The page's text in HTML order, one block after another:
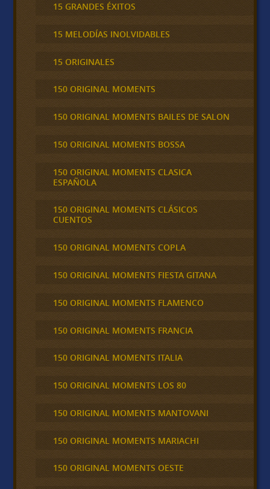
15 GRANDES ÉXITOS
15 MELODÍAS INOLVIDABLES
15 ORIGINALES
150 ORIGINAL MOMENTS
150 ORIGINAL MOMENTS BAILES DE SALON
150 ORIGINAL MOMENTS BOSSA
150 ORIGINAL MOMENTS CLASICA
ESPAÑOLA
150 ORIGINAL MOMENTS CLÁSICOS
CUENTOS
150 ORIGINAL MOMENTS COPLA
150 ORIGINAL MOMENTS FIESTA GITANA
150 ORIGINAL MOMENTS FLAMENCO
150 ORIGINAL MOMENTS FRANCIA
150 ORIGINAL MOMENTS ITALIA
150 ORIGINAL MOMENTS LOS 80
150 ORIGINAL MOMENTS MANTOVANI
150 ORIGINAL MOMENTS MARIACHI
150 ORIGINAL MOMENTS OESTE